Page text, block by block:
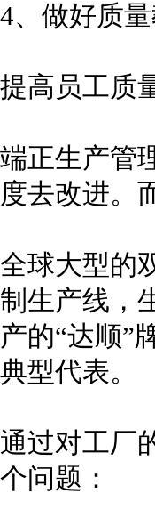
4、做好质
提高员工质
端正生产管
度去改进。
全球大型的
制生产线，
产的“达顺”
典型代表。
通过对工厂
个问题：